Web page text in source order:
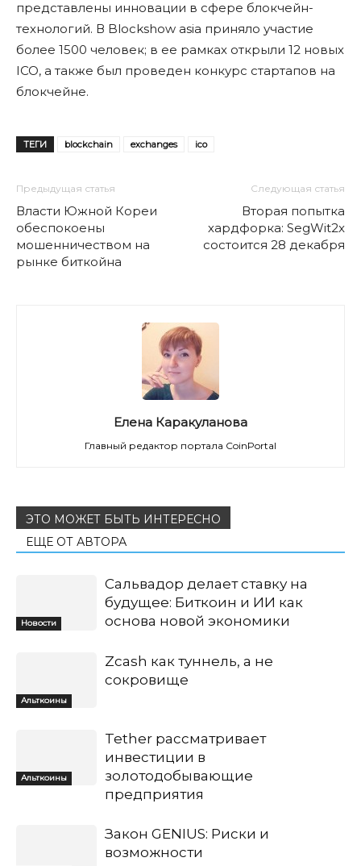
представлены инновации в сфере блокчейн-
технологий. В Blockshow asia приняло участие
более 1500 человек; в ее рамках открыли 12 новых
ICO, а также был проведен конкурс стартапов на
блокчейне.
ТЕГИ blockchain exchanges ico
Предыдущая статья
Власти Южной Кореи
обеспокоены
мошенничеством на
рынке биткойна
Следующая статья
Вторая попытка
хардфорка: SegWit2x
состоится 28 декабря
Елена Каракуланова
Главный редактор портала CoinPortal
ЭТО МОЖЕТ БЫТЬ ИНТЕРЕСНО
ЕЩЕ ОТ АВТОРА
Новости
Сальвадор делает ставку на
будущее: Биткоин и ИИ как
основа новой экономики
Альткоины
Zcash как туннель, а не
сокровище
Альткоины
Tether рассматривает
инвестиции в
золотодобывающие
предприятия
Закон GENIUS: Риски и
возможности